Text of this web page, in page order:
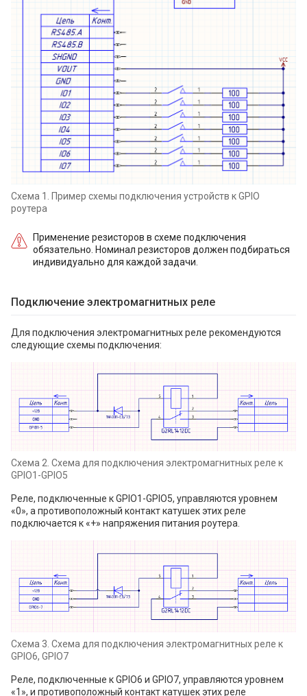
Схема 1. Пример схемы подключения устройств к GPIO
роутера
Применение резисторов в схеме подключения
обязательно. Номинал резисторов должен подбираться
индивидуально для каждой задачи.
Подключение электромагнитных реле
Для подключения электромагнитных реле рекомендуются
следующие схемы подключения:
Схема 2. Cхема для подключения электромагнитных реле к
GPIO1-GPIO5
Реле, подключенные к GPIO1-GPIO5, управляются уровнем
«0», а противоположный контакт катушек этих реле
подключается к «+» напряжения питания роутера.
Схема 3. Cхема для подключения электромагнитных реле к
GPIO6, GPIO7
Реле, подключенные к GPIO6 и GPIO7, управляются уровнем
«1», и противоположный контакт катушек этих реле